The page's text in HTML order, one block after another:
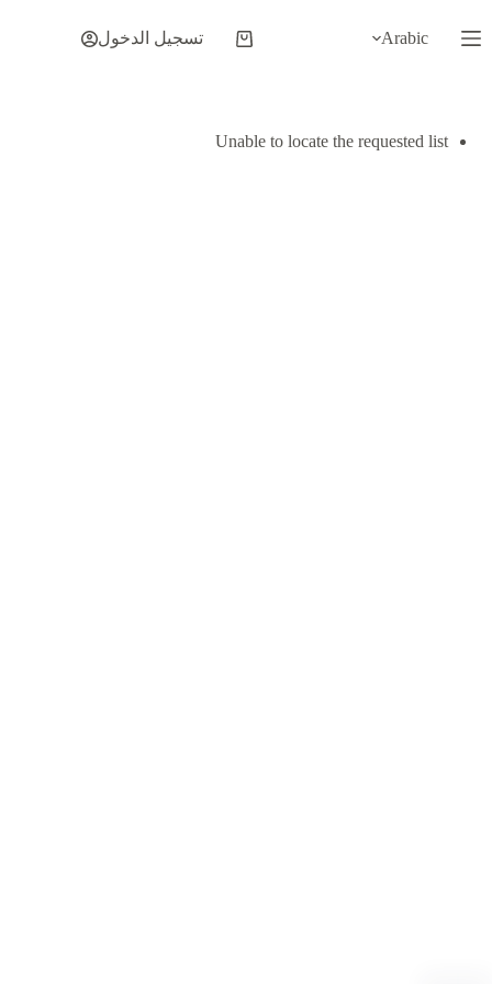
إلى
المحتوى
Arabic
عربة
تسجيل الدخول
Unable to locate the requested list